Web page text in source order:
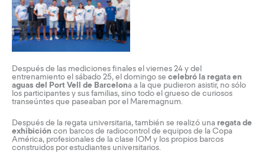
Después de las mediciones finales el viernes 24 y del
entrenamiento el sábado 25, el domingo se celebró la regata en
aguas del Port Vell de Barcelona a la que pudieron asistir, no sólo
los participantes y sus familias, sino todo el grueso de curiosos
transeúntes que paseaban por el Maremagnum.
Después de la regata universitaria, también se realizó una regata de
exhibición con barcos de radiocontrol de equipos de la Copa
América, profesionales de la clase IOM y los propios barcos
construidos por estudiantes universitarios.